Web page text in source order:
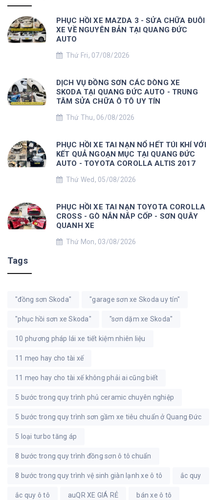
PHỤC HỒI XE MAZDA 3 - SỬA CHỮA ĐUÔI
XE VỀ NGUYÊN BẢN TẠI QUANG ĐỨC
AUTO
Thứ Fri, 07/08/2026
DỊCH VỤ ĐỒNG SƠN CÁC DÒNG XE
SKODA TẠI QUANG ĐỨC AUTO - TRUNG
TÂM SỬA CHỮA Ô TÔ UY TÍN
Thứ Thu, 06/08/2026
PHỤC HỒI XE TAI NẠN NỔ HẾT TÚI KHÍ VỚI
KẾT QUẢ NGOẠN MỤC TẠI QUANG ĐỨC
AUTO - TOYOTA COROLLA ALTIS 2017
Thứ Wed, 05/08/2026
PHỤC HỒI XE TAI NẠN TOYOTA COROLLA
CROSS - GÒ NẮN NẮP CỐP - SƠN QUÂY
QUANH XE
Thứ Mon, 03/08/2026
Tags
"đồng sơn Skoda" "garage sơn xe Skoda uy tín"
"phục hồi sơn xe Skoda" "sơn dặm xe Skoda"
10 phương pháp lái xe tiết kiệm nhiên liệu
11 mẹo hay cho tài xế
11 mẹo hay cho tài xế không phải ai cũng biết
5 bước trong quy trình phủ ceramic chuyên nghiệp
5 bước trong quy trình sơn gầm xe tiêu chuẩn ở Quang Đức
5 loại turbo tăng áp
8 bước trong quy trình đồng sơn ô tô chuẩn
8 bước trong quy trình vệ sinh giàn lạnh xe ô tô ắc quy
ắc quy ô tô auQR XE GIÁ RẺ bán xe ô tô